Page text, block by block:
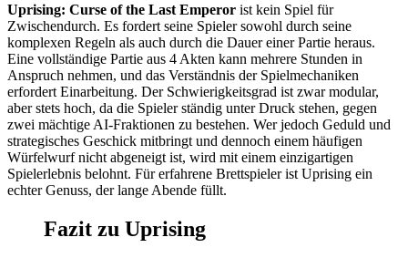
Uprising: Curse of the Last Emperor ist kein Spiel für
Zwischendurch. Es fordert seine Spieler sowohl durch seine
komplexen Regeln als auch durch die Dauer einer Partie heraus.
Eine vollständige Partie aus 4 Akten kann mehrere Stunden in
Anspruch nehmen, und das Verständnis der Spielmechaniken
erfordert Einarbeitung. Der Schwierigkeitsgrad ist zwar modular,
aber stets hoch, da die Spieler ständig unter Druck stehen, gegen
zwei mächtige AI-Fraktionen zu bestehen. Wer jedoch Geduld und
strategisches Geschick mitbringt und dennoch einem häufigen
Würfelwurf nicht abgeneigt ist, wird mit einem einzigartigen
Spielerlebnis belohnt. Für erfahrene Brettspieler ist Uprising ein
echter Genuss, der lange Abende füllt.
Fazit zu Uprising